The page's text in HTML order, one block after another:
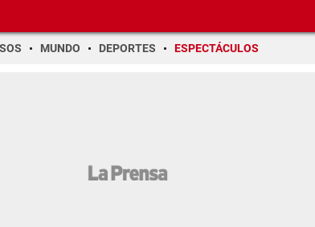
MUNDO DEPORTES ESPECTÁCULOS